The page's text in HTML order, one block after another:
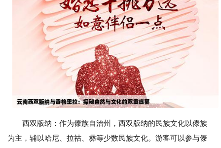
西双版纳：作为傣族自治州，西双版纳的民族文化以傣族
为主，辅以哈尼、拉祜、彝等少数民族文化。游客可以参与傣